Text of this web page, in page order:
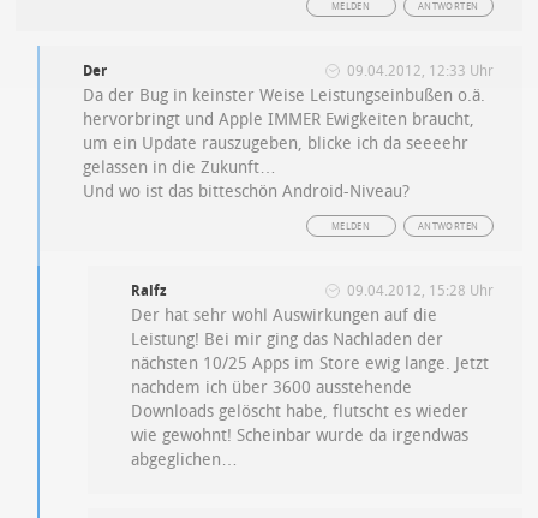
ANTWORTEN
MELDEN
Der 09.04.2012, 12:33 Uhr
Da der Bug in keinster Weise Leistungseinbußen o.ä.
hervorbringt und Apple IMMER Ewigkeiten braucht,
um ein Update rauszugeben, blicke ich da seeeehr
gelassen in die Zukunft…
Und wo ist das bitteschön Android-Niveau?
ANTWORTEN
MELDEN
Ralfz 09.04.2012, 15:28 Uhr
Der hat sehr wohl Auswirkungen auf die
Leistung! Bei mir ging das Nachladen der
nächsten 10/25 Apps im Store ewig lange. Jetzt
nachdem ich über 3600 ausstehende
Downloads gelöscht habe, flutscht es wieder
wie gewohnt! Scheinbar wurde da irgendwas
abgeglichen…